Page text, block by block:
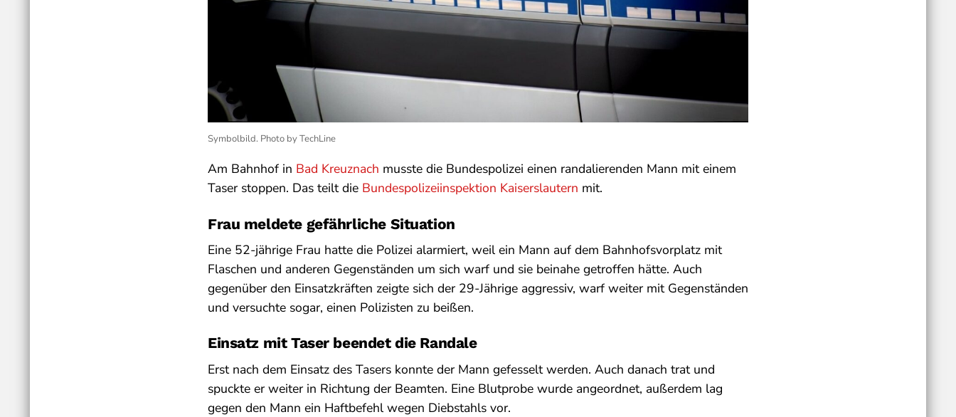
Symbolbild. Photo by TechLine
Am Bahnhof in Bad Kreuznach musste die Bundespolizei einen randalierenden Mann mit einem
Taser stoppen. Das teilt die Bundespolizeiinspektion Kaiserslautern mit.
Frau meldete gefährliche Situation
Eine 52-jährige Frau hatte die Polizei alarmiert, weil ein Mann auf dem Bahnhofsvorplatz mit
Flaschen und anderen Gegenständen um sich warf und sie beinahe getroffen hätte. Auch
gegenüber den Einsatzkräften zeigte sich der 29-Jährige aggressiv, warf weiter mit Gegenständen
und versuchte sogar, einen Polizisten zu beißen.
Einsatz mit Taser beendet die Randale
Erst nach dem Einsatz des Tasers konnte der Mann gefesselt werden. Auch danach trat und
spuckte er weiter in Richtung der Beamten. Eine Blutprobe wurde angeordnet, außerdem lag
gegen den Mann ein Haftbefehl wegen Diebstahls vor.